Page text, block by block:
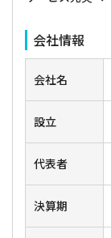
会社情報
会社名
設立
代表者
決算期